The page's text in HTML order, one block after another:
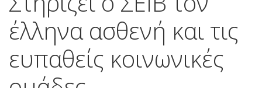
έλληνα ασθενή και τις
ευπαθείς κοινωνικές